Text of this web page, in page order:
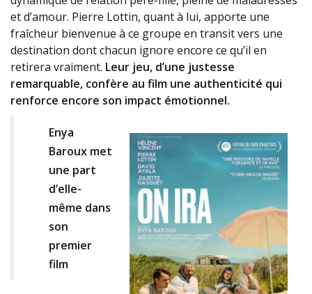
et d’amour. Pierre Lottin, quant à lui, apporte une
fraîcheur bienvenue à ce groupe en transit vers une
destination dont chacun ignore encore ce qu’il en
retirera vraiment. Leur jeu, d’une justesse
remarquable, confère au film une authenticité qui
renforce encore son impact émotionnel.
Enya
Baroux met
une part
d’elle-
même dans
son
premier
film